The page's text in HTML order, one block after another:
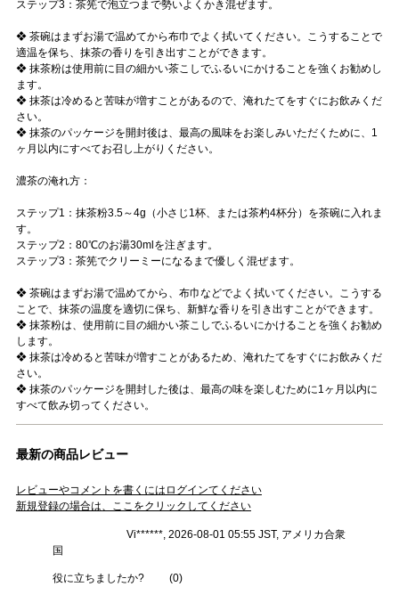
ステップ3：茶筅で泡立つまで勢いよくかき混ぜます。
❖ 茶碗はまずお湯で温めてから布巾でよく拭いてください。こうすることで
適温を保ち、抹茶の香りを引き出すことができます。
❖ 抹茶粉は使用前に目の細かい茶こしでふるいにかけることを強くお勧めし
ます。
❖ 抹茶は冷めると苦味が増すことがあるので、淹れたてをすぐにお飲みくだ
さい。
❖ 抹茶のパッケージを開封後は、最高の風味をお楽しみいただくために、1
ヶ月以内にすべてお召し上がりください。
濃茶の淹れ方：
ステップ1：抹茶粉3.5～4g（小さじ1杯、または茶杓4杯分）を茶碗に入れま
す。
ステップ2：80℃のお湯30mlを注ぎます。
ステップ3：茶筅でクリーミーになるまで優しく混ぜます。
❖ 茶碗はまずお湯で温めてから、布巾などでよく拭いてください。こうする
ことで、抹茶の温度を適切に保ち、新鮮な香りを引き出すことができます。
❖ 抹茶粉は、使用前に目の細かい茶こしでふるいにかけることを強くお勧め
します。
❖ 抹茶は冷めると苦味が増すことがあるため、淹れたてをすぐにお飲みくだ
さい。
❖ 抹茶のパッケージを開封した後は、最高の味を楽しむために1ヶ月以内に
すべて飲み切ってください。
最新の商品レビュー
レビューやコメントを書くにはログインてください
新規登録の場合は、ここをクリックしてください
Vi******, 2026-08-01 05:55 JST, アメリカ合衆
国
役に立ちましたか? (0)